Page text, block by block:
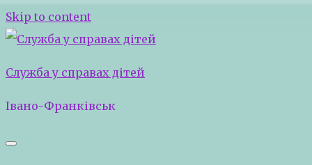
Skip to content
Служба у справах дітей
Івано-Франківськ